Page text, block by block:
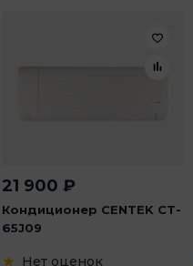
21 900 ₽
Кондиционер CENTEK CT-
65J09
Нет оценок